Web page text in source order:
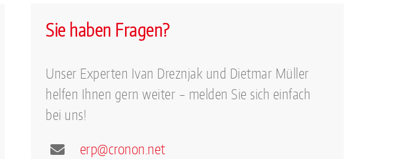
Sie haben Fragen?
Unser Experten Ivan Dreznjak und Dietmar Müller
helfen Ihnen gern weiter – melden Sie sich einfach
bei uns!
erp@cronon.net